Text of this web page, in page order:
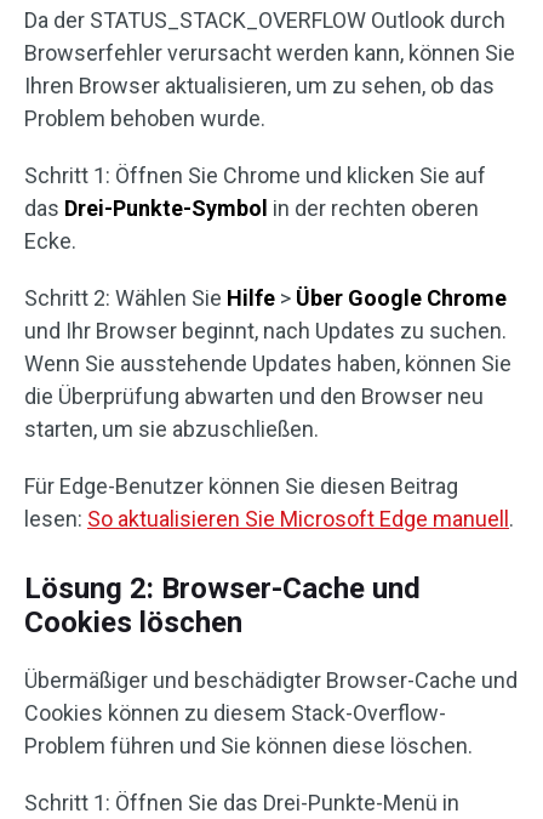
Da der STATUS_STACK_OVERFLOW Outlook durch
Browserfehler verursacht werden kann, können Sie
Ihren Browser aktualisieren, um zu sehen, ob das
Problem behoben wurde.
Schritt 1: Öffnen Sie Chrome und klicken Sie auf
das Drei-Punkte-Symbol in der rechten oberen
Ecke.
Schritt 2: Wählen Sie Hilfe > Über Google Chrome
und Ihr Browser beginnt, nach Updates zu suchen.
Wenn Sie ausstehende Updates haben, können Sie
die Überprüfung abwarten und den Browser neu
starten, um sie abzuschließen.
Für Edge-Benutzer können Sie diesen Beitrag
lesen: So aktualisieren Sie Microsoft Edge manuell .
Lösung 2: Browser-Cache und
Cookies löschen
Übermäßiger und beschädigter Browser-Cache und
Cookies können zu diesem Stack-Overflow-
Problem führen und Sie können diese löschen.
Schritt 1: Öffnen Sie das Drei-Punkte-Menü in